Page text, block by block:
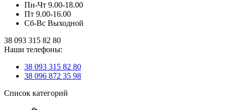
Пн-Чт 9.00-18.00
Пт 9.00-16.00
Сб-Вс Выходной
38 093 315 82 80
Наши телефоны:
38 093 315 82 80
38 096 872 35 98
Список категорий